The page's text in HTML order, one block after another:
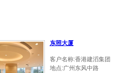
东照大厦
客户名称:香港建滔集团
地点:广州东风中路